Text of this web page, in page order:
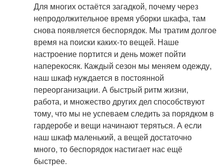
Для многих остаётся загадкой, почему через
непродолжительное время уборки шкафа, там
снова появляется беспорядок. Мы тратим долгое
время на поиски каких-то вещей. Наше
настроение портится и день может пойти
наперекосяк. Каждый сезон мы меняем одежду,
наш шкаф нуждается в постоянной
переорганизации. А быстрый ритм жизни,
работа, и множество других дел способствуют
тому, что мы не успеваем следить за порядком в
гардеробе и вещи начинают теряться. А если
наш шкаф маленький, а вещей достаточно
много, то беспорядок настигает нас ещё
быстрее.